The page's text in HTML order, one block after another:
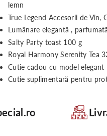
lemn
True Legend Accesorii de Vin,
Lumânare elegantă ,
Salty Party toast 100 g
Royal Harmony Serenity Tea
Cutie cadou cu model elegant
Cutie suplimentară pentru